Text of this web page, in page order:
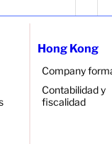
Hong Kong
Company
Contabilidad y
fiscalidad